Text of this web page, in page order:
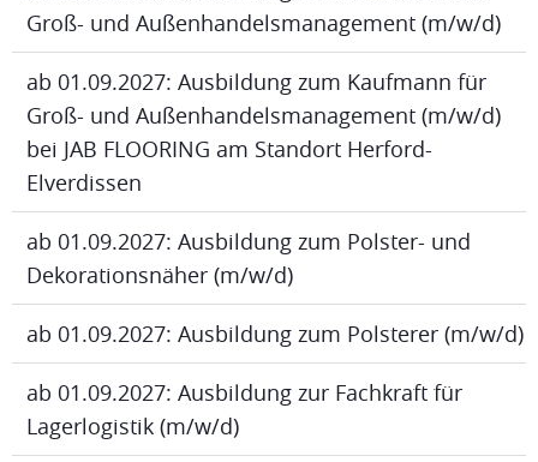
Groß- und Außenhandelsmanagement (m/w/d)
ab 01.09.2027: Ausbildung zum Kaufmann für
Groß- und Außenhandelsmanagement (m/w/d)
bei JAB FLOORING am Standort Herford-
Elverdissen
ab 01.09.2027: Ausbildung zum Polster- und
Dekorationsnäher (m/w/d)
ab 01.09.2027: Ausbildung zum Polsterer (m/w/d)
ab 01.09.2027: Ausbildung zur Fachkraft für
Lagerlogistik (m/w/d)